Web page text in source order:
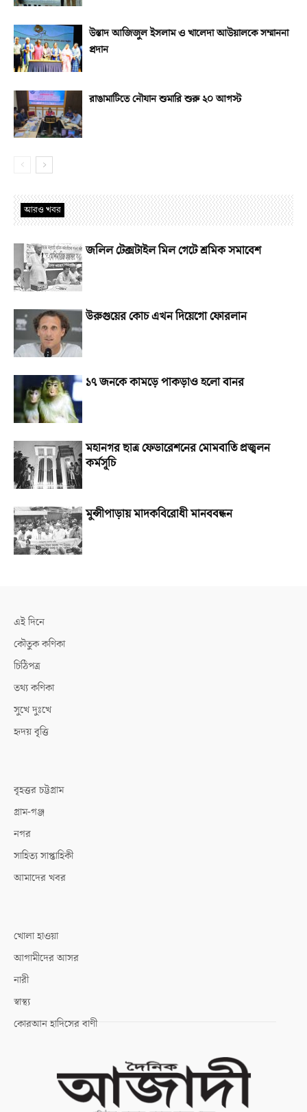
উস্তাদ আজিজুল ইসলাম ও খালেদা আউয়ালকে সম্মাননা
প্রদান
রাঙামাটিতে নৌযান শুমারি শুরু ২০ আগস্ট
আরও খবর
জলিল টেক্সটাইল মিল গেটে শ্রমিক সমাবেশ
উরুগুয়ের কোচ এখন দিয়েগো ফোরলান
১৭ জনকে কামড়ে পাকড়াও হলো বানর
মহানগর ছাত্র ফেডারেশনের মোমবাতি প্রজ্বলন
কর্মসূচি
মুন্সীপাড়ায় মাদকবিরোধী মানববন্ধন
এই দিনে
কৌতুক কণিকা
চিঠিপত্র
তথ্য কণিকা
সুখে দুঃখে
হৃদয় বৃত্তি
বৃহত্তর চট্টগ্রাম
গ্রাম-গঞ্জ
নগর
সাহিত্য সাপ্তাহিকী
আমাদের খবর
খোলা হাওয়া
আগামীদের আসর
নারী
স্বাস্থ্য
কোরআন হাদিসের বাণী